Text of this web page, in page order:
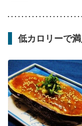
低カロリーで